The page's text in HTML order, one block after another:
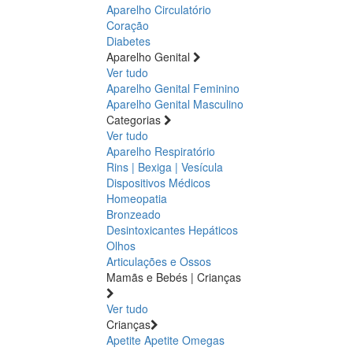
Aparelho Circulatório
Coração
Diabetes
Aparelho Genital
Ver tudo
Aparelho Genital Feminino
Aparelho Genital Masculino
Categorias
Ver tudo
Aparelho Respiratório
Rins | Bexiga | Vesícula
Dispositivos Médicos
Homeopatia
Bronzeado
Desintoxicantes Hepáticos
Olhos
Articulações e Ossos
Mamãs e Bebés | Crianças
Ver tudo
Crianças
Apetite Apetite Omegas